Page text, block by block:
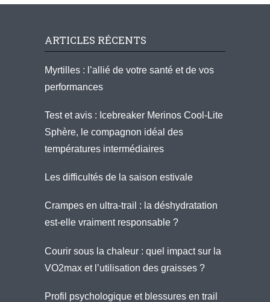
ARTICLES RÉCENTS
Myrtilles : l’allié de votre santé et de vos
performances
Test et avis : Icebreaker Merinos Cool-Lite
Sphère, le compagnon idéal des
températures intermédiaires
Les difficultés de la saison estivale
Crampes en ultra-trail : la déshydratation
est-elle vraiment responsable ?
Courir sous la chaleur : quel impact sur la
VO2max et l’utilisation des graisses ?
Profil psychologique et blessures en trail